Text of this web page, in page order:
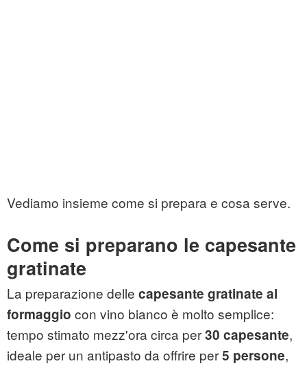
Vediamo insieme come si prepara e cosa serve.
Come si preparano le capesante
gratinate
La preparazione delle capesante gratinate al
formaggio con vino bianco è molto semplice:
tempo stimato mezz'ora circa per30 capesante,
ideale per un antipasto da offrire per5 persone,